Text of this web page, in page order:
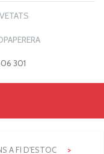
301
A FI D'ESTOC
>